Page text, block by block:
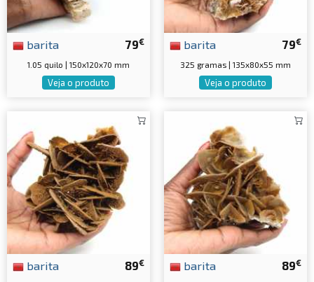
79€
barita
1.05 quilo | 150x120x70 mm
Veja o produto
79€
barita
325 gramas | 135x80x55 mm
Veja o produto
89€
barita 89€
barita